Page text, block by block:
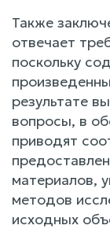
Также
отвечает
поскольку
результате
вопросы, в
приводят
материалов,
методов
исходных